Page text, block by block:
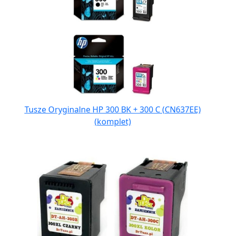
Tusze Oryginalne HP 300 BK + 300 C (CN637EE)
(komplet)